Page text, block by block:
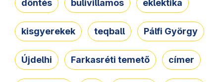
döntés bulivillamos eklektika
kisgyerekek teqball Pálfi György
Újdelhi Farkasréti temető címer